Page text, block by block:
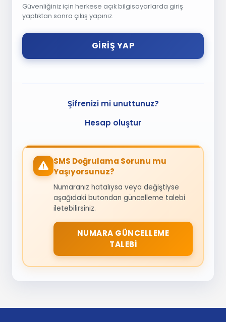
Güvenliğiniz için herkese açık bilgisayarlarda giriş
yaptıktan sonra çıkış yapınız.
GIRIŞ YAP
Şifrenizi mi unuttunuz?
Hesap oluştur
SMS Doğrulama Sorunu mu
Yaşıyorsunuz?
Numaranız hatalıysa veya değiştiyse
aşağıdaki butondan güncelleme talebi
iletebilirsiniz.
NUMARA GÜNCELLEME
TALEBI